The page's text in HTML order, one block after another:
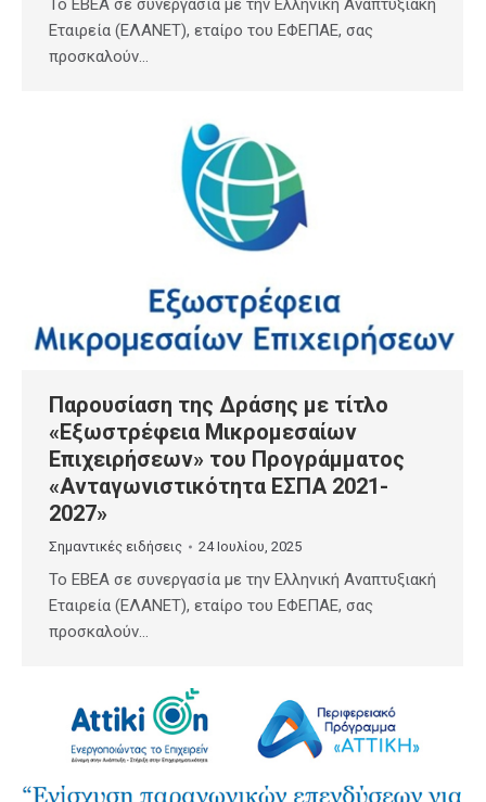
Το EBEA σε συνεργασία με την Ελληνική Αναπτυξιακή
Εταιρεία (ΕΛΑΝΕΤ), εταίρο του ΕΦΕΠΑΕ, σας
προσκαλούν…
Παρουσίαση της Δράσης με τίτλο
«Εξωστρέφεια Μικρομεσαίων
Επιχειρήσεων» του Προγράμματος
«Ανταγωνιστικότητα ΕΣΠΑ 2021-
2027»
Σημαντικές ειδήσεις 24 Ιουλίου, 2025
Το EBEA σε συνεργασία με την Ελληνική Αναπτυξιακή
Εταιρεία (ΕΛΑΝΕΤ), εταίρο του ΕΦΕΠΑΕ, σας
προσκαλούν…